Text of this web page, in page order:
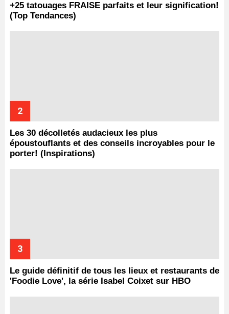
+25 tatouages ​​FRAISE parfaits et leur signification!
(Top Tendances)
Les 30 décolletés audacieux les plus
époustouflants et des conseils incroyables pour le
porter! (Inspirations)
Le guide définitif de tous les lieux et restaurants de
'Foodie Love', la série Isabel Coixet sur HBO